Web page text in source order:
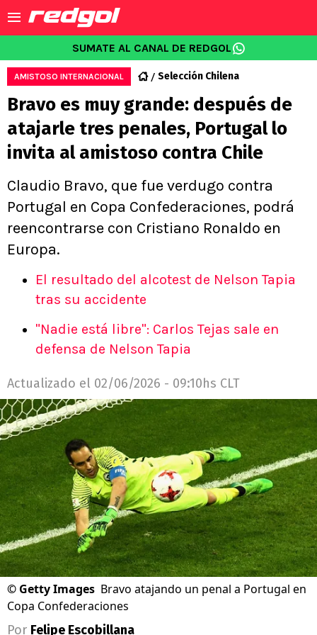
SUMATE AL CANAL DE REDGOL
AMISTOSO INTERNACIONAL Selección Chilena
Bravo es muy grande: después de
atajarle tres penales, Portugal lo
invita al amistoso contra Chile
Claudio Bravo, que fue verdugo contra
Portugal en Copa Confederaciones, podrá
reencontrarse con Cristiano Ronaldo en
Europa.
El resultado del alcotest de Nelson Tapia
tras su accidente
"Nadie está libre": Carlos Tejas sale en
defensa de Nelson Tapia
Actualizado el 02/06/2026 - 09:10hs CLT
© Getty Images Bravo atajando un penal a Portugal en
Copa Confederaciones
Por Felipe Escobillana